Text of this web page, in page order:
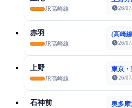
JR高崎線 26/
赤羽
JR高崎線
(高崎
26/
上野
JR高崎線
東京・
26/
石神前 奥多摩